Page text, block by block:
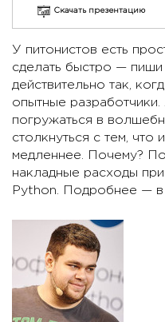
Скачать презентацию
У питонистов есть
сделать быстро — пиши
действительно так,
опытные
погружаться в
столкнуться с тем, что
медленнее. Почему?
накладные расходы
Python. Подробнее — в